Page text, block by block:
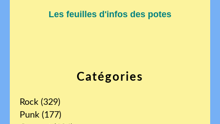
Catégories
Rock (329)
Punk (177)
Les feuilles d'infos des potes